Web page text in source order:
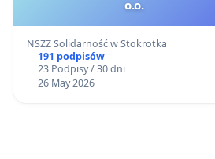
o.o.
NSZZ Solidarność w Stokrotka
191 podpisów
23 Podpisy / 30 dni
26 May 2026